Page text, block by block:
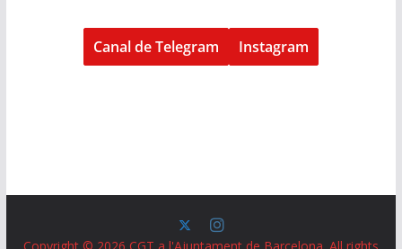
Canal de Telegram Instagram